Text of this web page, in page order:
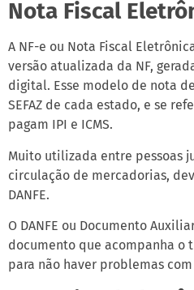
Nota Fiscal
A NF-e ou Nota Fiscal
versão atualizada da NF,
digital. Esse modelo de nota
SEFAZ de cada estado, e se
pagam IPI e ICMS.
Muito utilizada entre pessoas
circulação de mercadorias,
DANFE.
O DANFE ou Documento
documento que acompanha o
para não haver problemas